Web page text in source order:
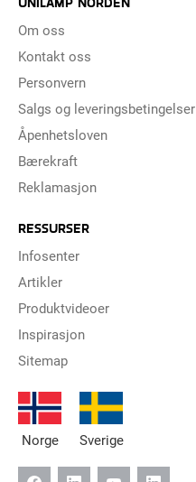
Om oss
Kontakt oss
Personvern
Salgs og leveringsbetingelser
Åpenhetsloven
Bærekraft
Reklamasjon
RESSURSER
Infosenter
Artikler
Produktvideoer
Inspirasjon
Sitemap
Norge Sverige